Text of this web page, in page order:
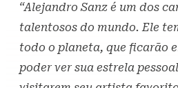
“Alejandro Sanz é um dos
talentosos do mundo. Ele
todo o planeta, que ficarão
poder ver sua estrela